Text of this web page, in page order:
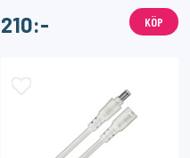
210:- KÖP